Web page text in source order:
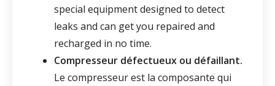
special equipment designed to detect
leaks and can get you repaired and
recharged in no time.
Compresseur défectueux ou défaillant.
Le compresseur est la composante qui